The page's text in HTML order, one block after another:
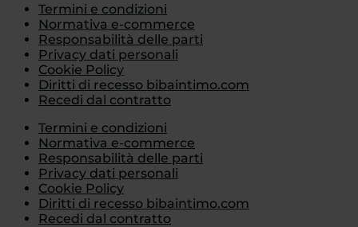
Termini e condizioni
Normativa e-commerce
Responsabilità delle parti
Privacy dati personali
Cookie Policy
Diritti di recesso bibaintimo.com
Recedi dal contratto
Termini e condizioni
Normativa e-commerce
Responsabilità delle parti
Privacy dati personali
Cookie Policy
Diritti di recesso bibaintimo.com
Recedi dal contratto